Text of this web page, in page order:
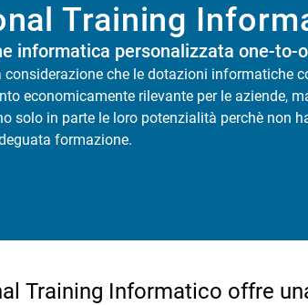
Training
informatica personalizzata one-to-
considerazione che le dotazioni informatiche
economicamente rilevante per le aziende,
solo in parte le loro potenzialità perchè non
formazione.
Training Informatico offre